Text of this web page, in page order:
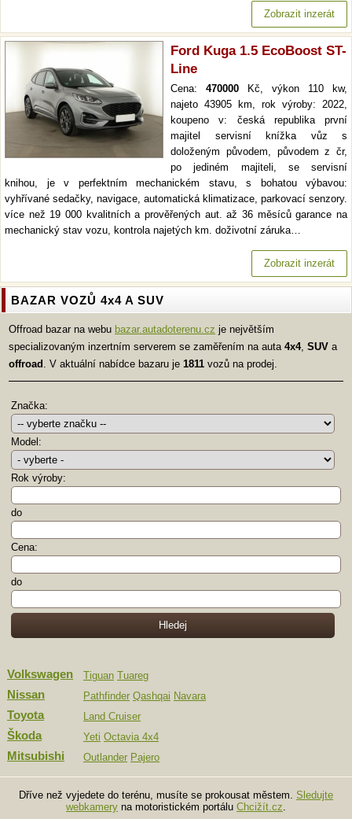
Zobrazit inzerát
Ford Kuga 1.5 EcoBoost ST-
Line
Cena: 470000 Kč, výkon 110 kw,
najeto 43905 km, rok výroby: 2022,
koupeno v: česká republika první
majitel servisní knížka vůz s
doloženým původem, původem z čr,
po jediném majiteli, se servisní
knihou, je v perfektním mechanickém stavu, s bohatou výbavou:
vyhřívané sedačky, navigace, automatická klimatizace, parkovací senzory.
více než 19 000 kvalitních a prověřených aut. až 36 měsíců garance na
mechanický stav vozu, kontrola najetých km. doživotní záruka…
Zobrazit inzerát
BAZAR VOZŮ 4x4 A SUV
Offroad bazar na webu bazar.autadoterenu.cz je největším
specializovaným inzertním serverem se zaměřením na auta 4x4, SUV a
offroad . V aktuální nabídce bazaru je 1811 vozů na prodej.
Značka:
Model:
Rok výroby:
do
Cena:
do
Volkswagen Tiguan Tuareg
Nissan Pathfinder Qashqai Navara
Toyota Land Cruiser
Škoda Yeti Octavia 4x4
Mitsubishi Outlander Pajero
Dříve než vyjedete do terénu, musíte se prokousat městem. Sledujte
webkamery na motoristickém portálu Chcižít.cz.